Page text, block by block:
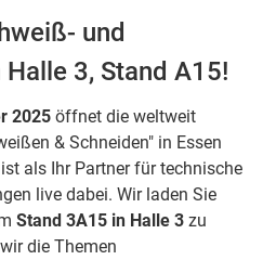
und
3, Stand A15!
2025 öffnet die weltweit
& Schneiden" in Essen
als Ihr Partner für technische
live dabei. Wir laden Sie
Stand 3A15 in Halle 3 zu
die Themen